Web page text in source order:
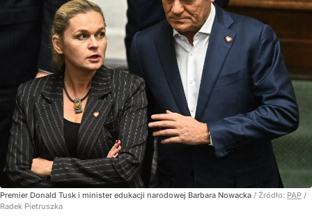
Premier Donald Tusk i minister edukacji narodowej Barbara Nowacka / Źródło: PAP /
Radek Pietruszka